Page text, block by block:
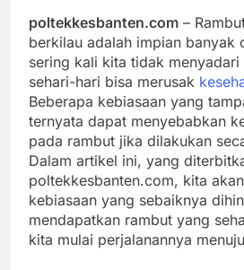
poltekkesbanten.com –
berkilau adalah impian banyak
sering kali kita tidak
sehari-hari bisa merusak
Beberapa kebiasaan yang
ternyata dapat menyebabkan
pada rambut jika dilakukan
Dalam artikel ini, yang
poltekkesbanten.com, kita
kebiasaan yang sebaiknya
mendapatkan rambut yang
kita mulai perjalanannya